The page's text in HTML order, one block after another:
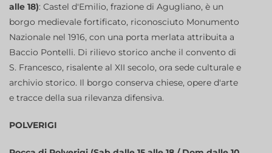
alle 18): Castel d'Emilio, frazione di Agugliano, è un
borgo medievale fortificato, riconosciuto Monumento
Nazionale nel 1916, con una porta merlata attribuita a
Baccio Pontelli. Di rilievo storico anche il convento di
S. Francesco, risalente al XII secolo, ora sede culturale e
archivio storico. Il borgo conserva chiese, opere d'arte
e tracce della sua rilevanza difensiva.
POLVERIGI